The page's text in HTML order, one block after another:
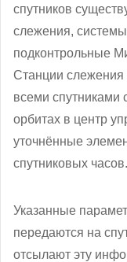
спутников
слежения,
подконтрольные
Станции слежения
всеми
орбитах в центр
уточнённые
спутниковых часов.
Указанные
передаются на
отсылают эту